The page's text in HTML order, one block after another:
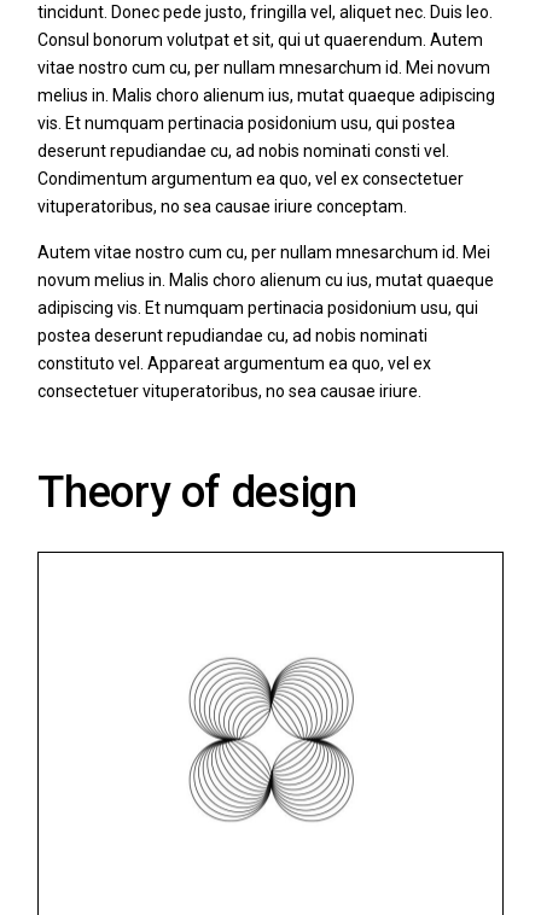
tincidunt. Donec pede justo, fringilla vel, aliquet nec. Duis leo.
Consul bonorum volutpat et sit, qui ut quaerendum. Autem
vitae nostro cum cu, per nullam mnesarchum id. Mei novum
melius in. Malis choro alienum ius, mutat quaeque adipiscing
vis. Et numquam pertinacia posidonium usu, qui postea
deserunt repudiandae cu, ad nobis nominati consti vel.
Condimentum argumentum ea quo, vel ex consectetuer
vituperatoribus, no sea causae iriure conceptam.
Autem vitae nostro cum cu, per nullam mnesarchum id. Mei
novum melius in. Malis choro alienum cu ius, mutat quaeque
adipiscing vis. Et numquam pertinacia posidonium usu, qui
postea deserunt repudiandae cu, ad nobis nominati
constituto vel. Appareat argumentum ea quo, vel ex
consectetuer vituperatoribus, no sea causae iriure.
Theory of design